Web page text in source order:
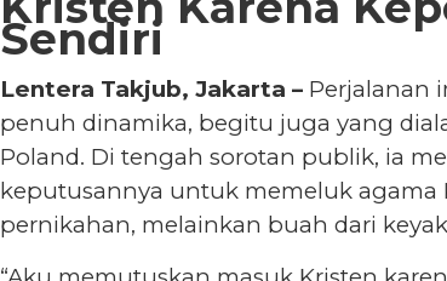
Sendiri
Lentera Takjub, Jakarta – Perjalanan
penuh dinamika, begitu juga yang
Poland. Di tengah sorotan publik, ia
keputusannya untuk memeluk agama
pernikahan, melainkan buah dari